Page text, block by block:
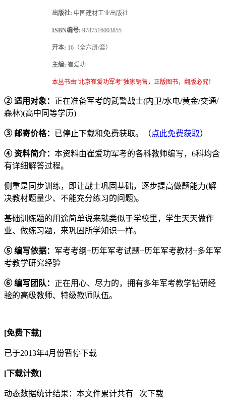
出版社: 中国建材工业出版社
ISBN编号: 9787516003855
开本: 16（全六册/套）
主编: 崔爱功
本丛书由“北京崔爱功军考”独家销售，正版图书，翻版必究！
② 适用对象： 正在准备军考的武警战士(内卫/水电/黄金/交通/
森林)(高中同等学历)
③ 邮寄价格： 已停止下载和免费获取。（点此免费获取）
④ 资料简介： 本资料由崔爱功军考的各科教师编写，6科均含
有详细解答过程。
侧重是同步训练，即让战士巩固基础，逐步提高做题能力(解
决教材题量少、不能充分练习的问题)。
基础训练题的用途简单说来就类似于学校里，学生天天做作
业、做练习题，来巩固所学知识一样。
⑤ 编写依据： 军考考纲+历年军考试题+历年军考教材+多年军
考教学研究经验
⑥ 编写团队： 正在用心、尽力的，拥有多年军考教学钻研经
验的高级教师、特级教师队伍。
[免费下载]
已于2013年4月份暂停下载
[下载计数]
动态数据统计结果：本文件累计共有 次下载